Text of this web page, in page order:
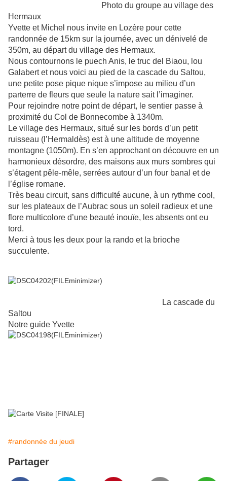
Photo du groupe au village des
Hermaux
Yvette et Michel nous invite en Lozère pour cette
randonnée de 15km sur la journée, avec un dénivelé de
350m, au départ du village des Hermaux.
Nous contournons le puech Anis, le truc del Biaou, lou
Galabert et nous voici au pied de la cascade du Saltou,
une petite pose pique nique s’impose au milieu d’un
parterre de fleurs que seule la nature sait l’imaginer.
Pour rejoindre notre point de départ, le sentier passe à
proximité du Col de Bonnecombe à 1340m.
Le village des Hermaux, situé sur les bords d’un petit
ruisseau (l’Hermaldès) est à une altitude de moyenne
montagne (1050m). En s’en approchant on découvre en un
harmonieux désordre, des maisons aux murs sombres qui
s’étagent pêle-mêle, serrées autour d’un four banal et de
l’église romane.
Très beau circuit, sans difficulté aucune, à un rythme cool,
sur les plateaux de l’Aubrac sous un soleil radieux et une
flore multicolore d’une beauté inouïe, les absents ont eu
tord.
Merci à tous les deux pour la rando et la brioche
succulente.
La cascade du
Saltou
Notre guide Yvette
#randonnée du jeudi
Partager